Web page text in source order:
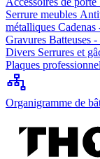
Serrure meubles
métalliques
Gravures Batteuses
Divers Serrures et
Plaques
Organigramme de